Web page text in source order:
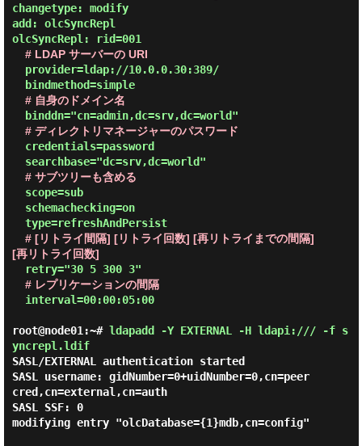
changetype: modify
add: olcSyncRepl
olcSyncRepl: rid=001
# LDAP サーバーの URI
# 自身のドメイン名
# ディレクトリマネージャーのパスワード
# サブツリーも含める
# [リトライ間隔] [リトライ回数] [再リトライまでの間隔]
[再リトライ回数]
# レプリケーションの間隔
root@node01:~# ldapadd -Y EXTERNAL -H ldapi:/// -f s
yncrepl.ldif
SASL/EXTERNAL authentication started
SASL username: gidNumber=0+uidNumber=0,cn=peer
cred,cn=external,cn=auth
SASL SSF: 0
modifying entry "olcDatabase={1}mdb,cn=config"